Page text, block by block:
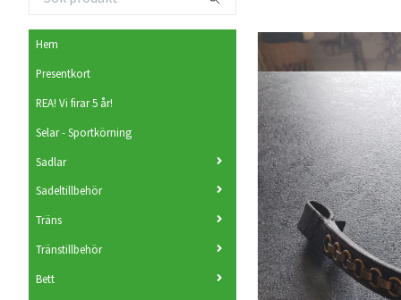
Hem
Presentkort
REA! Vi firar 5 år!
Selar - Sportkörning
Sadlar
Sadeltillbehör
Träns
Tränstillbehör
Bett